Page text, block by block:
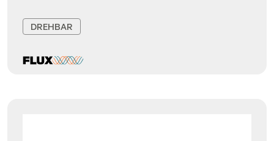
DREHBAR